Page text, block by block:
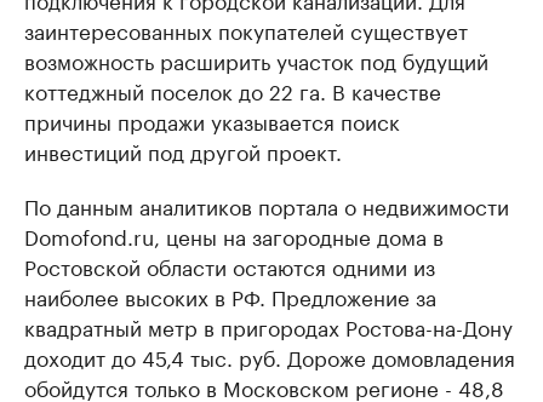
заинтересованных покупателей существует
возможность расширить участок под будущий
коттеджный поселок до 22 га. В качестве
причины продажи указывается поиск
инвестиций под другой проект.
По данным аналитиков портала о недвижимости
Domofond.ru, цены на загородные дома в
Ростовской области остаются одними из
наиболее высоких в РФ. Предложение за
квадратный метр в пригородах Ростова-на-Дону
доходит до 45,4 тыс. руб. Дороже домовладения
обойдутся только в Московском регионе - 48,8